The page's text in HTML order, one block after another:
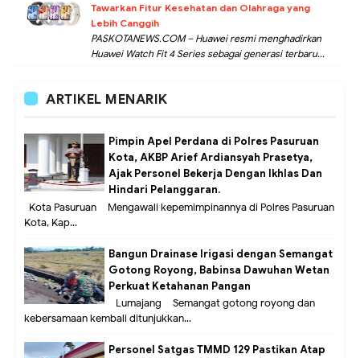
Tawarkan Fitur Kesehatan dan Olahraga yang
Lebih Canggih
PASKOTANEWS.COM – Huawei resmi menghadirkan
Huawei Watch Fit 4 Series sebagai generasi terbaru...
ARTIKEL MENARIK
Pimpin Apel Perdana di Polres Pasuruan
Kota, AKBP Arief Ardiansyah Prasetya,
Ajak Personel Bekerja Dengan Ikhlas Dan
Hindari Pelanggaran.
Kota Pasuruan – Mengawali kepemimpinannya di Polres Pasuruan
Kota, Kap...
Bangun Drainase Irigasi dengan Semangat
Gotong Royong, Babinsa Dawuhan Wetan
Perkuat Ketahanan Pangan
Lumajang – Semangat gotong royong dan
kebersamaan kembali ditunjukkan...
Personel Satgas TMMD 129 Pastikan Atap